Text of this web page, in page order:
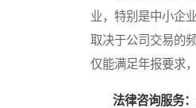
业，特别是中小企
取决于公司交易的
仅能满足年报要求
法律咨询服务